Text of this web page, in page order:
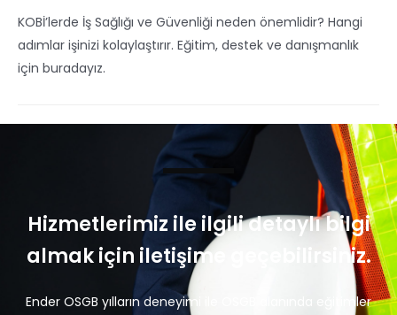
KOBİ’lerde İş Sağlığı ve Güvenliği neden önemlidir? Hangi
adımlar işinizi kolaylaştırır. Eğitim, destek ve danışmanlık
için buradayız.
Hizmetlerimiz ile ilgili detaylı bilgi
almak için iletişime geçebilirsiniz.
Ender OSGB yılların deneyimi ile OSGB alanında eğitimler